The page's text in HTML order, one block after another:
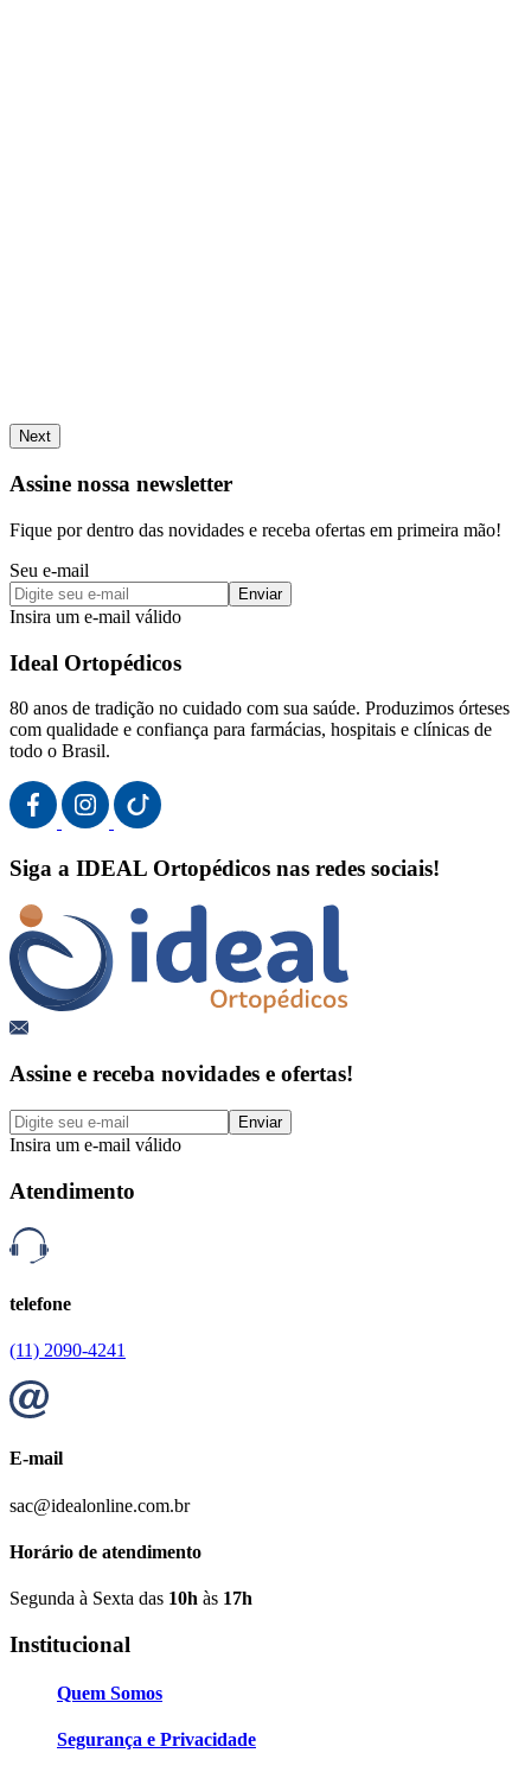
Next
Assine nossa newsletter
Fique por dentro das novidades e receba ofertas em primeira mão!
Seu e-mail
Enviar
Insira um e-mail válido
Ideal Ortopédicos
80 anos de tradição no cuidado com sua saúde. Produzimos órteses
com qualidade e confiança para farmácias, hospitais e clínicas de
todo o Brasil.
Siga a IDEAL Ortopédicos nas redes sociais!
Assine e receba novidades e ofertas!
Enviar
Insira um e-mail válido
Atendimento
telefone
(11) 2090-4241
E-mail
sac@idealonline.com.br
Horário de atendimento
Segunda à Sexta das 10h às 17h
Institucional
Quem Somos
Segurança e Privacidade